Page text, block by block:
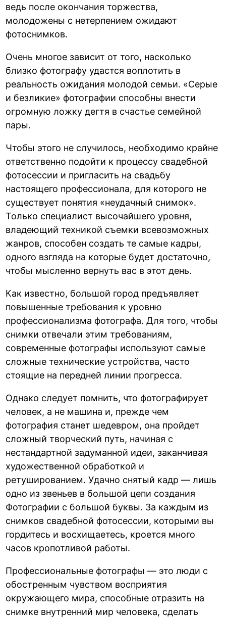
ведь после окончания торжества,
молодожены с нетерпением ожидают
фотоснимков.
Очень многое зависит от того, насколько
близко фотографу удастся воплотить в
реальность ожидания молодой семьи. «Серые
и безликие» фотографии способны внести
огромную ложку дегтя в счастье семейной
пары.
Чтобы этого не случилось, необходимо крайне
ответственно подойти к процессу свадебной
фотосессии и пригласить на свадьбу
настоящего профессионала, для которого не
существует понятия «неудачный снимок».
Только специалист высочайшего уровня,
владеющий техникой съемки всевозможных
жанров, способен создать те самые кадры,
одного взгляда на которые будет достаточно,
чтобы мысленно вернуть вас в этот день.
Как известно, большой город предъявляет
повышенные требования к уровню
профессионализма фотографа. Для того, чтобы
снимки отвечали этим требованиям,
современные фотографы используют самые
сложные технические устройства, часто
стоящие на передней линии прогресса.
Однако следует помнить, что фотографирует
человек, а не машина и, прежде чем
фотография станет шедевром, она пройдет
сложный творческий путь, начиная с
нестандартной задуманной идеи, заканчивая
художественной обработкой и
ретушированием. Удачно снятый кадр — лишь
одно из звеньев в большой цепи создания
Фотографии с большой буквы. За каждым из
снимков свадебной фотосессии, которыми вы
гордитесь и восхищаетесь, кроется много
часов кропотливой работы.
Профессиональные фотографы — это люди с
обостренным чувством восприятия
окружающего мира, способные отразить на
снимке внутренний мир человека, сделать